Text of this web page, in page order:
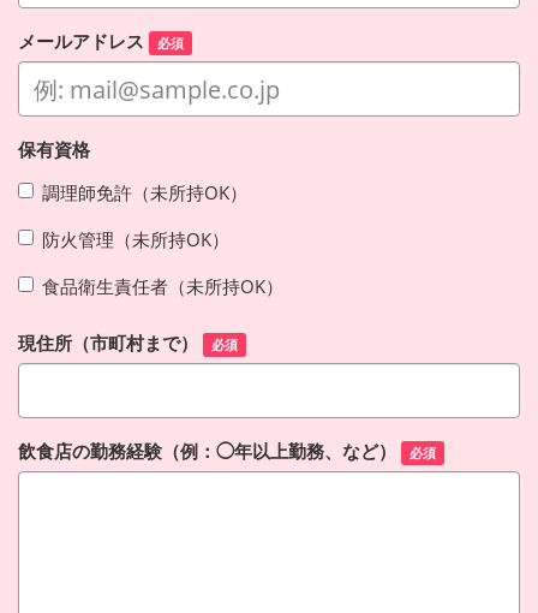
メールアドレス 必須
保有資格
調理師免許（未所持OK）
防火管理（未所持OK）
食品衛生責任者（未所持OK）
現住所（市町村まで） 必須
飲食店の勤務経験（例：◯年以上勤務、など） 必須